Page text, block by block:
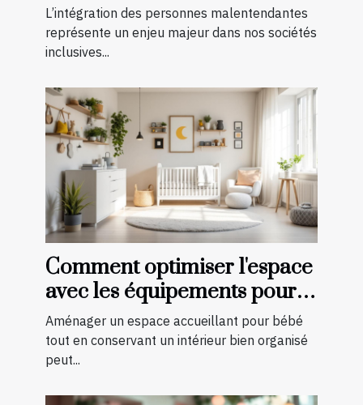
l'intégration des
malentendants ?
L’intégration des personnes malentendantes
représente un enjeu majeur dans nos sociétés
inclusives...
Comment optimiser l'espace
avec les équipements pour
bébé?
Aménager un espace accueillant pour bébé
tout en conservant un intérieur bien organisé
peut...